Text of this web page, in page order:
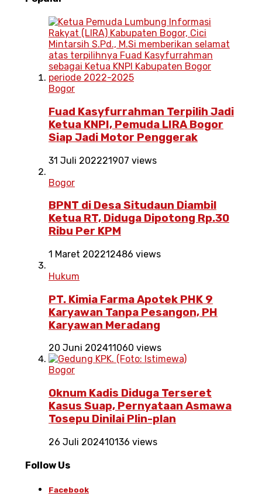
Bogor
Fuad Kasyfurrahman Terpilih Jadi
Ketua KNPI, Pemuda LIRA Bogor
Siap Jadi Motor Penggerak
31 Juli 202221907 views
Bogor
BPNT di Desa Situdaun Diambil
Ketua RT, Diduga Dipotong Rp.30
Ribu Per KPM
1 Maret 202212486 views
Hukum
PT. Kimia Farma Apotek PHK 9
Karyawan Tanpa Pesangon, PH
Karyawan Meradang
20 Juni 202411060 views
Bogor
Oknum Kadis Diduga Terseret
Kasus Suap, Pernyataan Asmawa
Tosepu Dinilai Plin-plan
26 Juli 202410136 views
Follow Us
Facebook